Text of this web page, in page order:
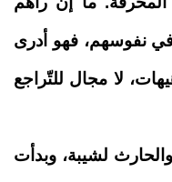
نفوسهم، فهو أدرى
لا مجال للتّراجع
لشيبة، وبدأت